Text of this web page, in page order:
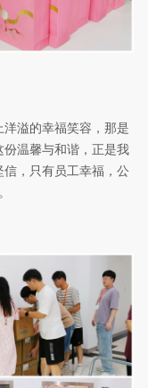
溢的幸福笑容，那是
温馨与和谐，正是我
，只有员工幸福，公